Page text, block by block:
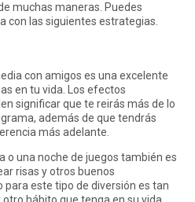
muchas maneras. Puedes
con las siguientes estrategias.
con amigos es una excelente
en tu vida. Los efectos
significar que te reirás más de lo
además de que tendrás
más adelante.
o una noche de juegos también es
risas y otros buenos
este tipo de diversión es tan